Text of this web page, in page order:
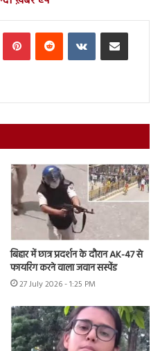
PinterestReddit VKontakteShare via Email
बिहार में छात्र प्रदर्शन के दौरान AK-47 से
फायरिंग करने वाला जवान सस्पेंड
27 July 2026 - 1:25 PM